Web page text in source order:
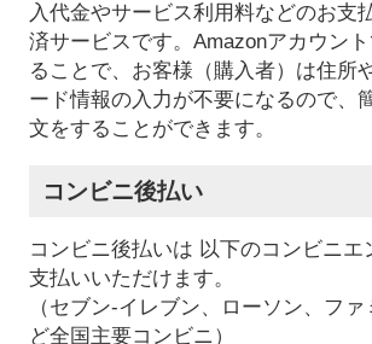
入代金やサービス利用料などのお支
済サービスです。Amazonアカウン
ることで、お客様（購入者）は住所
ード情報の入力が不要になるので、
文をすることができます。
コンビニ後払い
コンビニ後払いは 以下のコンビニエ
支払いいただけます。
（セブン-イレブン、ローソン、フ
ど全国主要コンビニ）